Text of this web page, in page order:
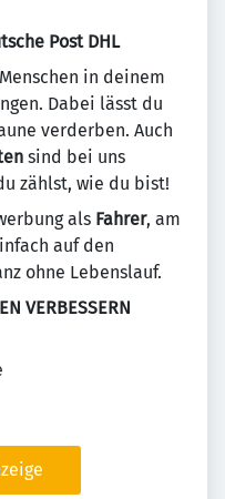
Post DHL
in deinem
Dabei lässt du
verderben. Auch
sind bei uns
zählst, wie du bist!
als Fahrer, am
auf den
ohne Lebenslauf.
VERBESSERN